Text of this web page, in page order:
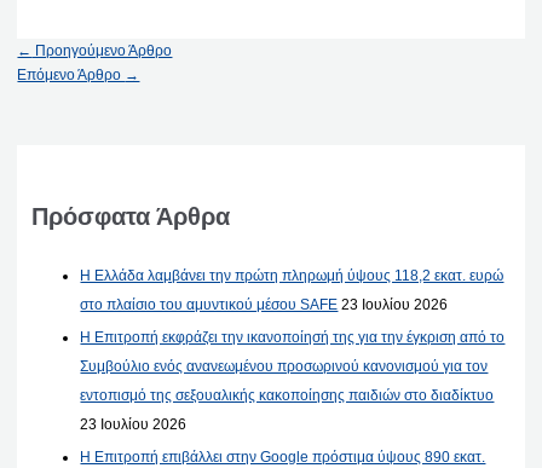
← Προηγούμενο Άρθρο
Επόμενο Άρθρο →
Πρόσφατα Άρθρα
Η Ελλάδα λαμβάνει την πρώτη πληρωμή ύψους 118,2 εκατ. ευρώ
στο πλαίσιο του αμυντικού μέσου SAFE 23 Ιουλίου 2026
Η Επιτροπή εκφράζει την ικανοποίησή της για την έγκριση από το
Συμβούλιο ενός ανανεωμένου προσωρινού κανονισμού για τον
εντοπισμό της σεξουαλικής κακοποίησης παιδιών στο διαδίκτυο
23 Ιουλίου 2026
Η Επιτροπή επιβάλλει στην Google πρόστιμα ύψους 890 εκατ.